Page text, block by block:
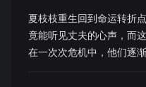
夏枝枝重生回到命运转折
竟能听见丈夫的心声，而
在一次次危机中，他们逐